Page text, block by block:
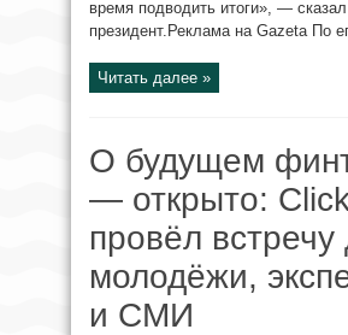
время подводить итоги», — сказал
президент.Реклама на Gazeta По
Читать далее »
О будущем
— открыто:
провёл встречу
молодёжи,
и СМИ